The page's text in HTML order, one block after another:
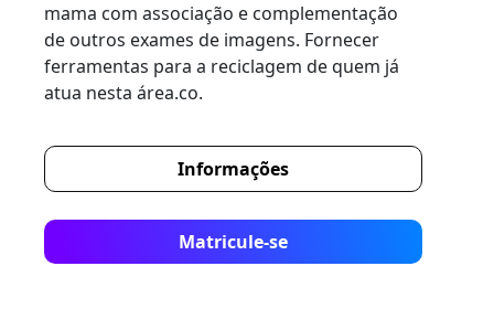
mama com associação e complementação
de outros exames de imagens. Fornecer
ferramentas para a reciclagem de quem já
atua nesta área.co.
Informações
Matricule-se